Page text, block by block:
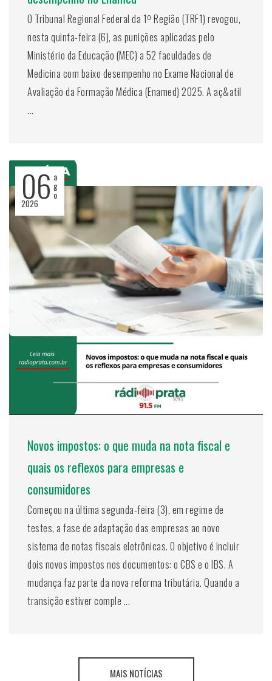
O Tribunal Regional Federal da 1º Região (TRF1) revogou,
nesta quinta-feira (6), as punições aplicadas pelo
Ministério da Educação (MEC) a 52 faculdades de
Medicina com baixo desempenho no Exame Nacional de
Avaliação da Formação Médica (Enamed) 2025. A aç&atil
...
06 a
g
o
2026
Novos impostos: o que muda na nota fiscal e
quais os reflexos para empresas e
consumidores
Começou na última segunda-feira (3), em regime de
testes, a fase de adaptação das empresas ao novo
sistema de notas fiscais eletrônicas. O objetivo é incluir
dois novos impostos nos documentos: o CBS e o IBS. A
mudança faz parte da nova reforma tributária. Quando a
transição estiver comple ...
MAIS NOTÍCIAS